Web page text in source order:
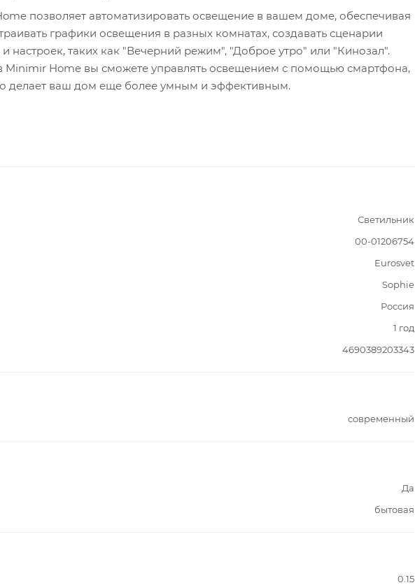
позволяет автоматизировать освещение в вашем доме, обеспечивая
графики освещения в разных комнатах, создавать сценарии
настроек, таких как "Вечерний режим", "Доброе утро" или "Кинозал".
Minimir Home вы сможете управлять освещением с помощью смартфона,
делает ваш дом еще более умным и эффективным.
Светильник
00-01206754
Eurosvet
Sophie
Россия
1 год
4690389203343
современный
Да
бытовая
0.15